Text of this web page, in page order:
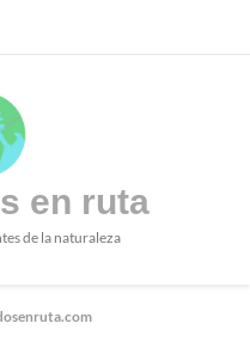
en ruta
de la naturaleza